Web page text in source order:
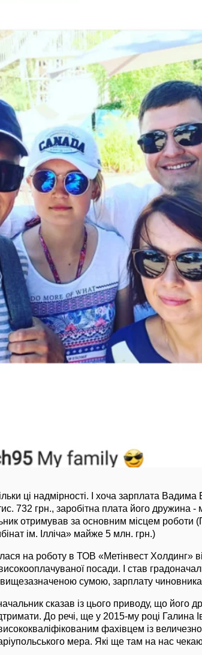
ці надмірності. І хоча зарплата Вадима
732 грн., заробітна плата його дружина
отримував за основним місцем роботи
ім. Ілліча» майже 5 млн. грн.)
на роботу в ТОВ «Метінвест Холдинг»
високооплачуваної посади. І став
сумою, зарплату
сказав із цього приводу, що його
До речі, ще у 2015-му році Галина
фахівцем із
мера. Які ще там на нас